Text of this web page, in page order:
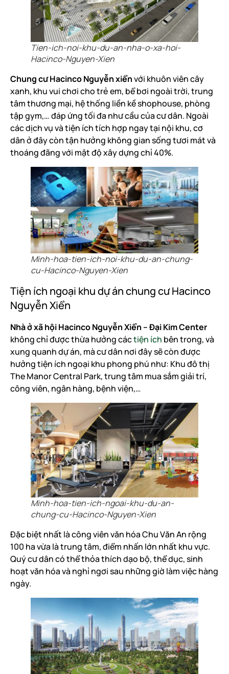
Tien-ich-noi-khu-du-an-nha-o-xa-hoi-
Hacinco-Nguyen-Xien
Chung cư Hacinco Nguyễn xiểnvới khuôn viên cây
xanh, khu vui chơi cho trẻ em, bể bơi ngoài trời, trung
tâm thương mại, hệ thống liền kề shophouse, phòng
tập gym,… đáp ứng tối đa như cầu của cư dân. Ngoài
các dịch vụ và tiện ích tích hợp ngay tại nội khu, cơ
dân ở đây còn tận hưởng không gian sống tươi mát và
thoáng đãng với mật độ xây dựng chỉ 40%.
Minh-hoa-tien-ich-noi-khu-du-an-chung-
cu-Hacinco-Nguyen-Xien
Tiện ích ngoại khu dự án chung cư Hacinco
Nguyễn Xiển
Nhà ở xã hội Hacinco Nguyễn Xiển – Đại Kim Center
không chỉ được thừa hưởng cáctiện ích bên trong, và
xung quanh dự án, mà cư dân nơi đây sẽ còn được
hưởng tiện ích ngoại khu phong phú như: Khu đô thị
The Manor Central Park, trung tâm mua sắm giải trí,
công viên, ngân hàng, bệnh viện,…
Minh-hoa-tien-ich-ngoai-khu-du-an-
chung-cu-Hacinco-Nguyen-Xien
Đặc biệt nhất là công viên văn hóa Chu Văn An rộng
100 ha vừa là trung tâm, điểm nhấn lớn nhất khu vực.
Quý cư dân có thể thỏa thích dạo bộ, thể dục, sinh
hoạt văn hóa và nghỉ ngơi sau những giờ làm việc hàng
ngày.